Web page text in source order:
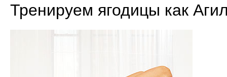
Тренируем ягодицы как